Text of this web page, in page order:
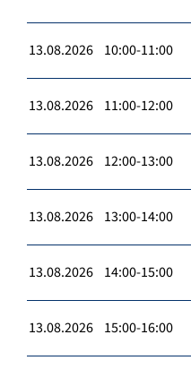
13.08.2026 10:00-11:00
13.08.2026 11:00-12:00
13.08.2026 12:00-13:00
13.08.2026 13:00-14:00
13.08.2026 14:00-15:00
13.08.2026 15:00-16:00